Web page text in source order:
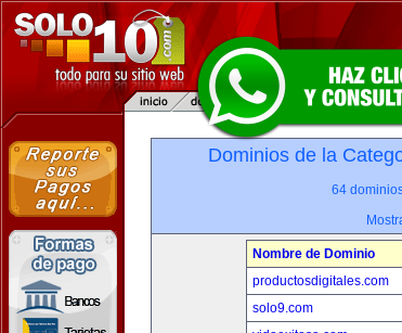
Dominios de la
64
Nombre de Dominio
productosdigitales.com
solo9.com